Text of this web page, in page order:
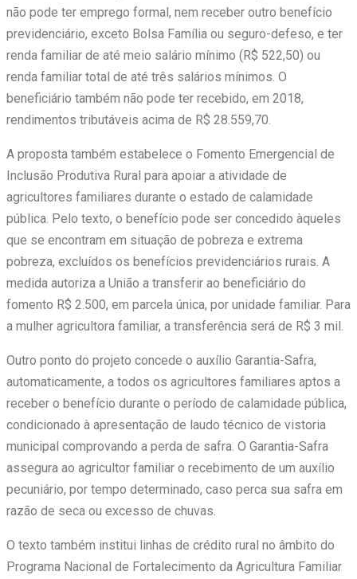
não pode ter emprego formal, nem receber outro benefício
previdenciário, exceto Bolsa Família ou seguro-defeso, e ter
renda familiar de até meio salário mínimo (R$ 522,50) ou
renda familiar total de até três salários mínimos. O
beneficiário também não pode ter recebido, em 2018,
rendimentos tributáveis acima de R$ 28.559,70.
A proposta também estabelece o Fomento Emergencial de
Inclusão Produtiva Rural para apoiar a atividade de
agricultores familiares durante o estado de calamidade
pública. Pelo texto, o benefício pode ser concedido àqueles
que se encontram em situação de pobreza e extrema
pobreza, excluídos os benefícios previdenciários rurais. A
medida autoriza a União a transferir ao beneficiário do
fomento R$ 2.500, em parcela única, por unidade familiar. Para
a mulher agricultora familiar, a transferência será de R$ 3 mil.
Outro ponto do projeto concede o auxílio Garantia-Safra,
automaticamente, a todos os agricultores familiares aptos a
receber o benefício durante o período de calamidade pública,
condicionado à apresentação de laudo técnico de vistoria
municipal comprovando a perda de safra. O Garantia-Safra
assegura ao agricultor familiar o recebimento de um auxílio
pecuniário, por tempo determinado, caso perca sua safra em
razão de seca ou excesso de chuvas.
O texto também institui linhas de crédito rural no âmbito do
Programa Nacional de Fortalecimento da Agricultura Familiar